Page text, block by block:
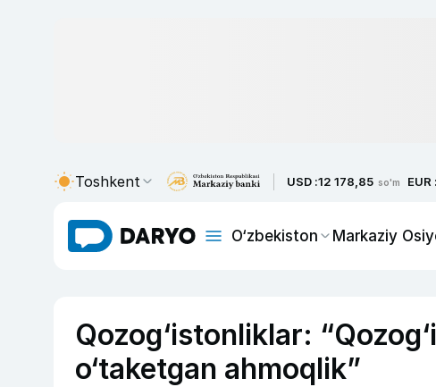
Toshkent USD :12 178,85 so'm EUR :
O‘zbekiston Markaziy
Qozog‘istonliklar:
o‘taketgan ahmoqlik”